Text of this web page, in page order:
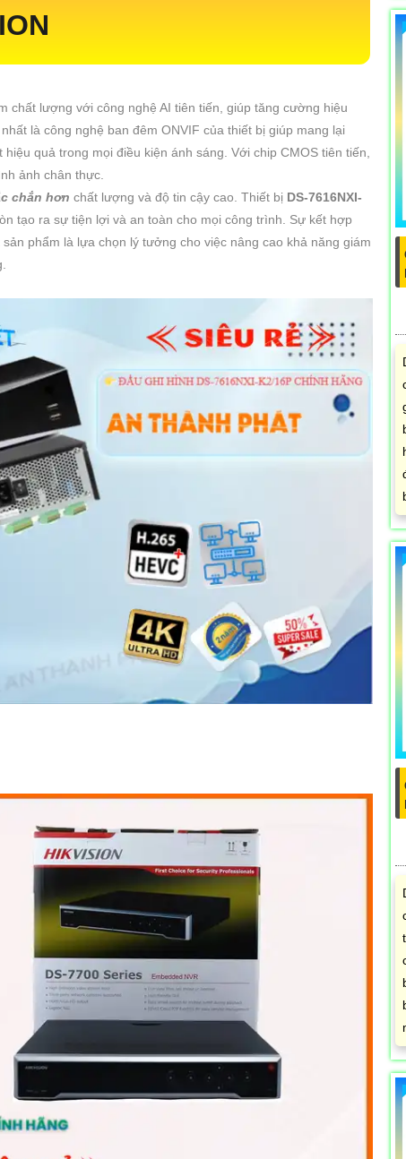
chất lượng với công nghệ AI tiên tiến, giúp tăng cường hiệu
là công nghệ ban đêm ONVIF của thiết bị giúp mang lại
hiệu quả trong mọi điều kiện ánh sáng. Với chip CMOS tiên tiến,
ảnh chân thực.
chắn hơn chất lượng và độ tin cậy cao. Thiết bị DS-7616NXI-
tạo ra sự tiện lợi và an toàn cho mọi công trình. Sự kết hợp
phẩm là lựa chọn lý tưởng cho việc nâng cao khả năng giám